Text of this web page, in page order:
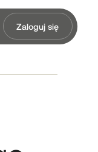
Zaloguj się